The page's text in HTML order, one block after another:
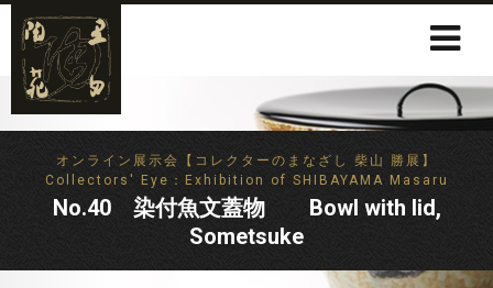
オンライン展示会【コレクターのまなざし 柴山 勝展】
Collectors' Eye：Exhibition of SHIBAYAMA Masaru
No.40 染付魚文蓋物 Bowl with lid,
Sometsuke